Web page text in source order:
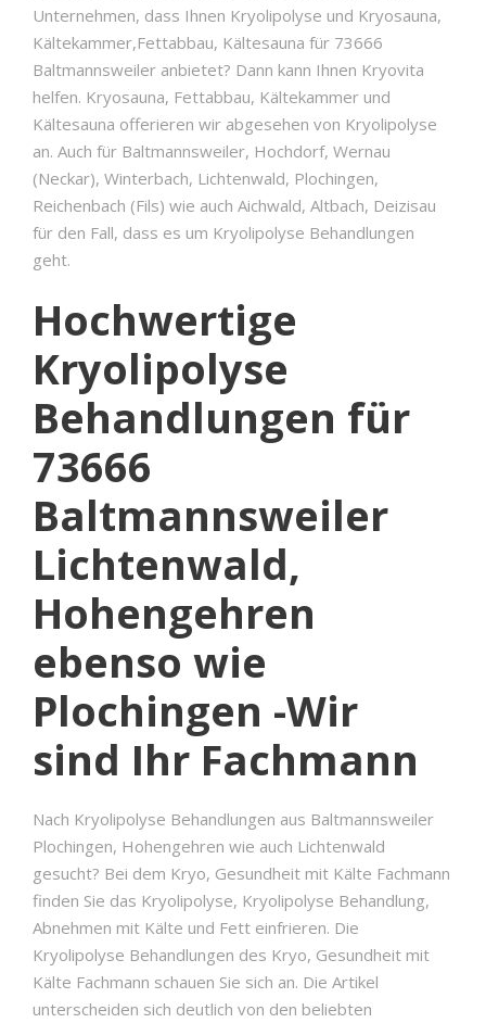
Unternehmen, dass Ihnen Kryolipolyse und Kryosauna,
Kältekammer,Fettabbau, Kältesauna für 73666
Baltmannsweiler anbietet? Dann kann Ihnen Kryovita
helfen. Kryosauna, Fettabbau, Kältekammer und
Kältesauna offerieren wir abgesehen von Kryolipolyse
an. Auch für Baltmannsweiler, Hochdorf, Wernau
(Neckar), Winterbach, Lichtenwald, Plochingen,
Reichenbach (Fils) wie auch Aichwald, Altbach, Deizisau
für den Fall, dass es um Kryolipolyse Behandlungen
geht.
Hochwertige
Kryolipolyse
Behandlungen für
73666
Baltmannsweiler
Lichtenwald,
Hohengehren
ebenso wie
Plochingen -Wir
sind Ihr Fachmann
Nach Kryolipolyse Behandlungen aus Baltmannsweiler
Plochingen, Hohengehren wie auch Lichtenwald
gesucht? Bei dem Kryo, Gesundheit mit Kälte Fachmann
finden Sie das Kryolipolyse, Kryolipolyse Behandlung,
Abnehmen mit Kälte und Fett einfrieren. Die
Kryolipolyse Behandlungen des Kryo, Gesundheit mit
Kälte Fachmann schauen Sie sich an. Die Artikel
unterscheiden sich deutlich von den beliebten